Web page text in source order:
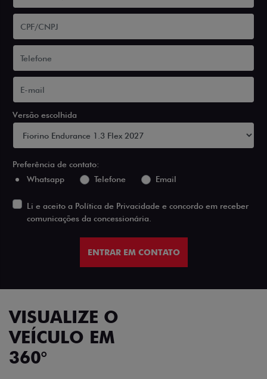
Versão escolhida
Preferência de contato:
Whatsapp
Telefone Email
Li e aceito a Política de Privacidade e concordo em receber
comunicações da concessionária.
ENTRAR EM CONTATO
VISUALIZE O
VEÍCULO EM
360°